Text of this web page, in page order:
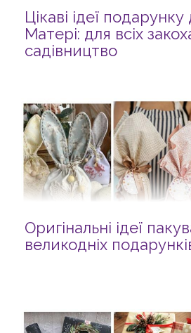
Цікаві ідеї
Матері: для всіх
садівництво
Оригінальні ідеї
великодніх